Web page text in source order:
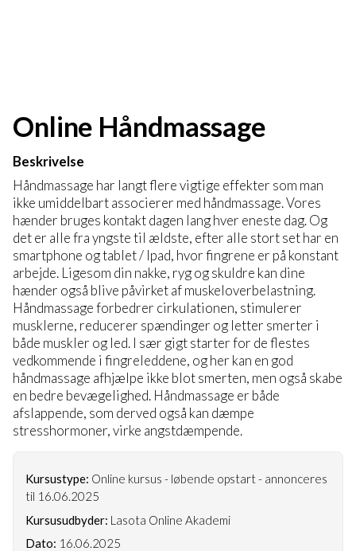
Online Håndmassage
Beskrivelse
Håndmassage har langt flere vigtige effekter som man
ikke umiddelbart associerer med håndmassage. Vores
hænder bruges kontakt dagen lang hver eneste dag. Og
det er alle fra yngste til ældste, efter alle stort set har en
smartphone og tablet / Ipad, hvor fingrene er på konstant
arbejde. Ligesom din nakke, ryg og skuldre kan dine
hænder også blive påvirket af muskeloverbelastning.
Håndmassage forbedrer cirkulationen, stimulerer
musklerne, reducerer spændinger og letter smerter i
både muskler og led. I sær gigt starter for de flestes
vedkommende i fingreleddene, og her kan en god
håndmassage afhjælpe ikke blot smerten, men også skabe
en bedre bevægelighed. Håndmassage er både
afslappende, som derved også kan dæmpe
stresshormoner, virke angstdæmpende.
Kursustype: Online kursus - løbende opstart - annonceres
til 16.06.2025
Kursusudbyder: Lasota Online Akademi
Dato: 16.06.2025